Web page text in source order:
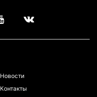
Новости
Контакты